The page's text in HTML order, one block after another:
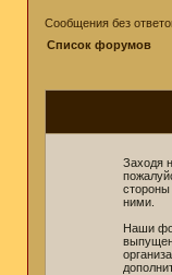
Сообщения без
Список форумов
Заходя
стороны
ними.
Наши